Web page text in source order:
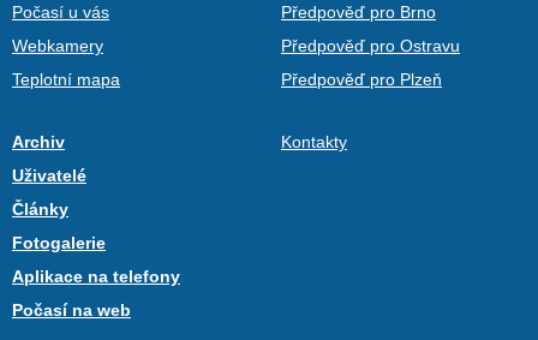
Počasí u vás
Webkamery
Teplotní mapa
Předpověď pro Brno
Předpověď pro Ostravu
Předpověď pro Plzeň
Archiv
Uživatelé
Články
Fotogalerie
Aplikace na telefony
Počasí na web
Kontakty